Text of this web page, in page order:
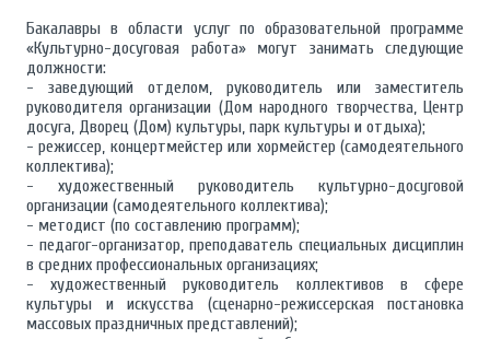
Бакалавры в области услуг по образовательной программе
«Культурно-досуговая работа» могут занимать следующие
должности:
- заведующий отделом, руководитель или заместитель
руководителя организации (Дом народного творчества, Центр
досуга, Дворец (Дом) культуры, парк культуры и отдыха);
- режиссер, концертмейстер или хормейстер (самодеятельного
коллектива);
- художественный руководитель культурно-досyгoвой
организации (самодеятельного коллектива);
- методист (по составлению программ);
- педагог-организатор, преподаватель специальных дисциплин
в средних профессиональных организациях;
- художественный руководитель коллективов в сфере
культуры и искусства (сценарно-режиссерская постановка
массовых праздничных представлений);